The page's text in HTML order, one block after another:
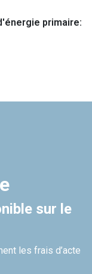
primaire:
sur le
les frais d’acte